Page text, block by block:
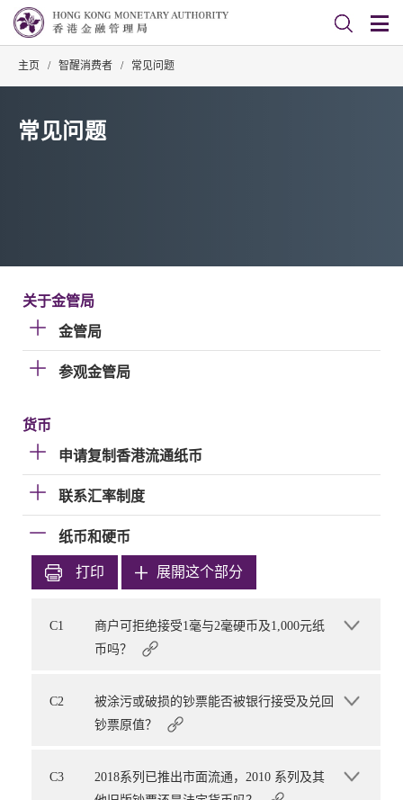
主页 / 智醒消费者 / 常见问题
常见问题
关于金管局
金管局
参观金管局
货币
申请复制香港流通纸币
联系汇率制度
纸币和硬币
打印 展開这个部分
C1
商户可拒绝接受1毫与2毫硬币及1,000元纸
币吗？
C2
被涂污或破损的钞票能否被银行接受及兑回
钞票原值？
C3
2018系列已推出市面流通，2010 系列及其